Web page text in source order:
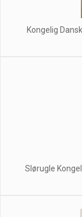
Kongelig
Slørugle